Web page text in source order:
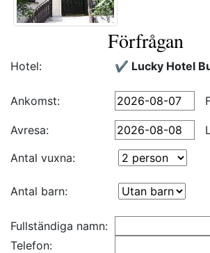
Förfrågan
Hotel: ✔️ Lucky Hotel
Ankomst:
Avresa:
Antal vuxna:
Antal barn:
Fullständiga namn:
Telefon: